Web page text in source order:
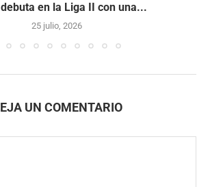
en la Liga II con una...
25 julio, 2026
UN COMENTARIO